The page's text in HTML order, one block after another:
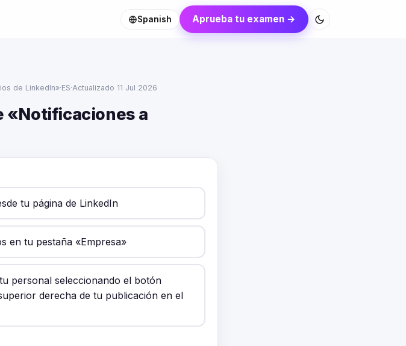
Spanish Aprueba tu examen →
de LinkedIn»·ES·Actualizado 11 Jul 2026
«Notificaciones a
tu página de LinkedIn
en tu pestaña «Empresa»
personal seleccionando el botón
derecha de tu publicación en el